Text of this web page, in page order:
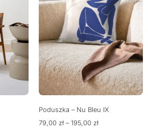
Poduszka – Nu Bleu IX
79,00 zł – 195,00 zł